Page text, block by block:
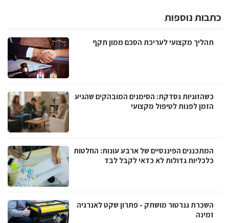
כתבות נוספות
תהליך מקצועי לעריכת הסכם ממון תקף
כשהזוגיות נסדקת: הסימנים המובהקים שהגיע
הזמן לפנות לטיפול מקצועי
המתכננים הפיננסיים של ארבע עונות: החלטות
כלכליות גדולות לא כדאי לקבל לבד
השכרת גנרטור מושתק - פתרון שקט לאנרגיה
זמינה